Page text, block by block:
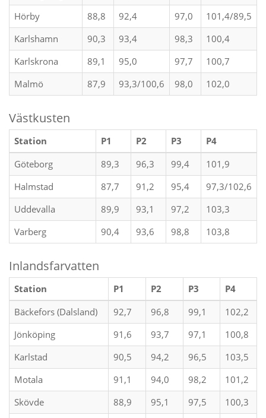
Hörby
88,8 92,4 97,0
101,4/89,5
Karlshamn
90,3 93,4 98,3
100,4
Karlskrona
89,1 95,0 97,7
100,7
Malmö
87,9 93,3/100,6 98,0 102,0
Västkusten
Station P1 P2 P3
P4
Göteborg
89,3 96,3 99,4
101,9
Halmstad
87,7 91,2 95,4
97,3/102,6
Uddevalla
89,9 93,1 97,2
103,3
Varberg
90,4 93,6 98,8 103,8
Inlandsfarvatten
Station P1 P2 P3
P4
Bäckefors (Dalsland)
92,7 96,8 99,1
102,2
Jönköping
91,6 93,7 97,1
100,8
Karlstad
90,5 94,2 96,5
103,5
Motala
91,1 94,0 98,2
101,2
Skövde
88,9 95,1 97,5
100,3